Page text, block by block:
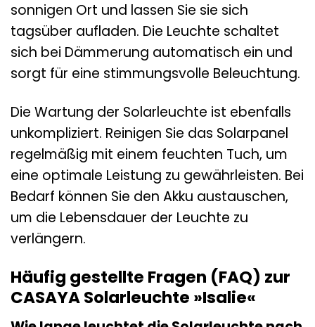
sonnigen Ort und lassen Sie sie sich
tagsüber aufladen. Die Leuchte schaltet
sich bei Dämmerung automatisch ein und
sorgt für eine stimmungsvolle Beleuchtung.
Die Wartung der Solarleuchte ist ebenfalls
unkompliziert. Reinigen Sie das Solarpanel
regelmäßig mit einem feuchten Tuch, um
eine optimale Leistung zu gewährleisten. Bei
Bedarf können Sie den Akku austauschen,
um die Lebensdauer der Leuchte zu
verlängern.
Häufig gestellte Fragen (FAQ) zur
CASAYA Solarleuchte »Isalie«